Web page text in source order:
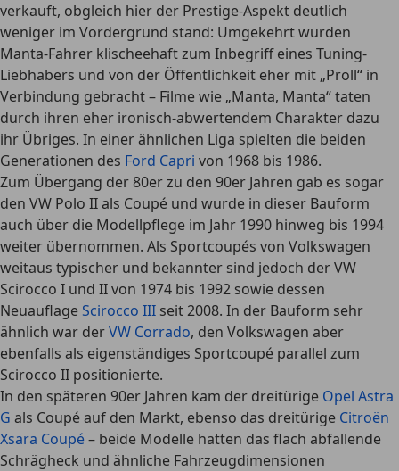
verkauft, obgleich hier der Prestige-Aspekt deutlich
weniger im Vordergrund stand: Umgekehrt wurden
Manta-Fahrer klischeehaft zum Inbegriff eines Tuning-
Liebhabers und von der Öffentlichkeit eher mit „Proll“ in
Verbindung gebracht – Filme wie „Manta, Manta“ taten
durch ihren eher ironisch-abwertendem Charakter dazu
ihr Übriges. In einer ähnlichen Liga spielten die beiden
Generationen des Ford Capri von 1968 bis 1986.
Zum Übergang der 80er zu den 90er Jahren gab es sogar
den VW Polo II als Coupé und wurde in dieser Bauform
auch über die Modellpflege im Jahr 1990 hinweg bis 1994
weiter übernommen. Als Sportcoupés von Volkswagen
weitaus typischer und bekannter sind jedoch der VW
Scirocco I und II von 1974 bis 1992 sowie dessen
NeuauflageScirocco III seit 2008. In der Bauform sehr
ähnlich war derVW Corrado, den Volkswagen aber
ebenfalls als eigenständiges Sportcoupé parallel zum
Scirocco II positionierte.
In den späteren 90er Jahren kam der dreitürige Opel Astra
G als Coupé auf den Markt, ebenso das dreitürige Citroën
Xsara Coupé– beide Modelle hatten das flach abfallende
Schrägheck und ähnliche Fahrzeugdimensionen